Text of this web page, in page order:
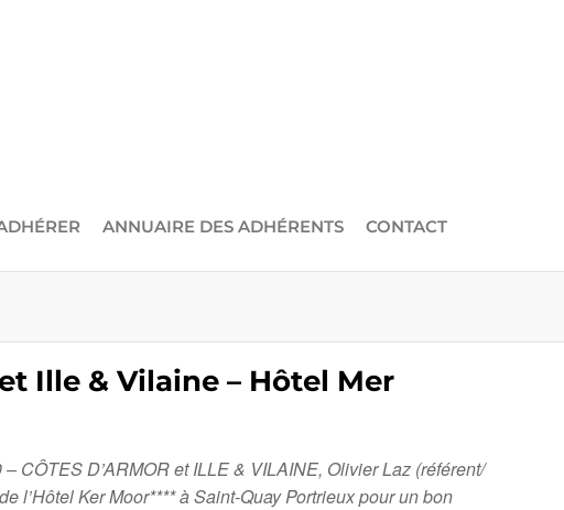
ANNUAIRE DES ADHÉRENTS CONTACT
Ille & Vilaine – Hôtel Mer
CÔTES D’ARMOR et ILLE & VILAINE, Olivier Laz (référent/
l’Hôtel Ker Moor**** à Saint-Quay Portrieux pour un bon